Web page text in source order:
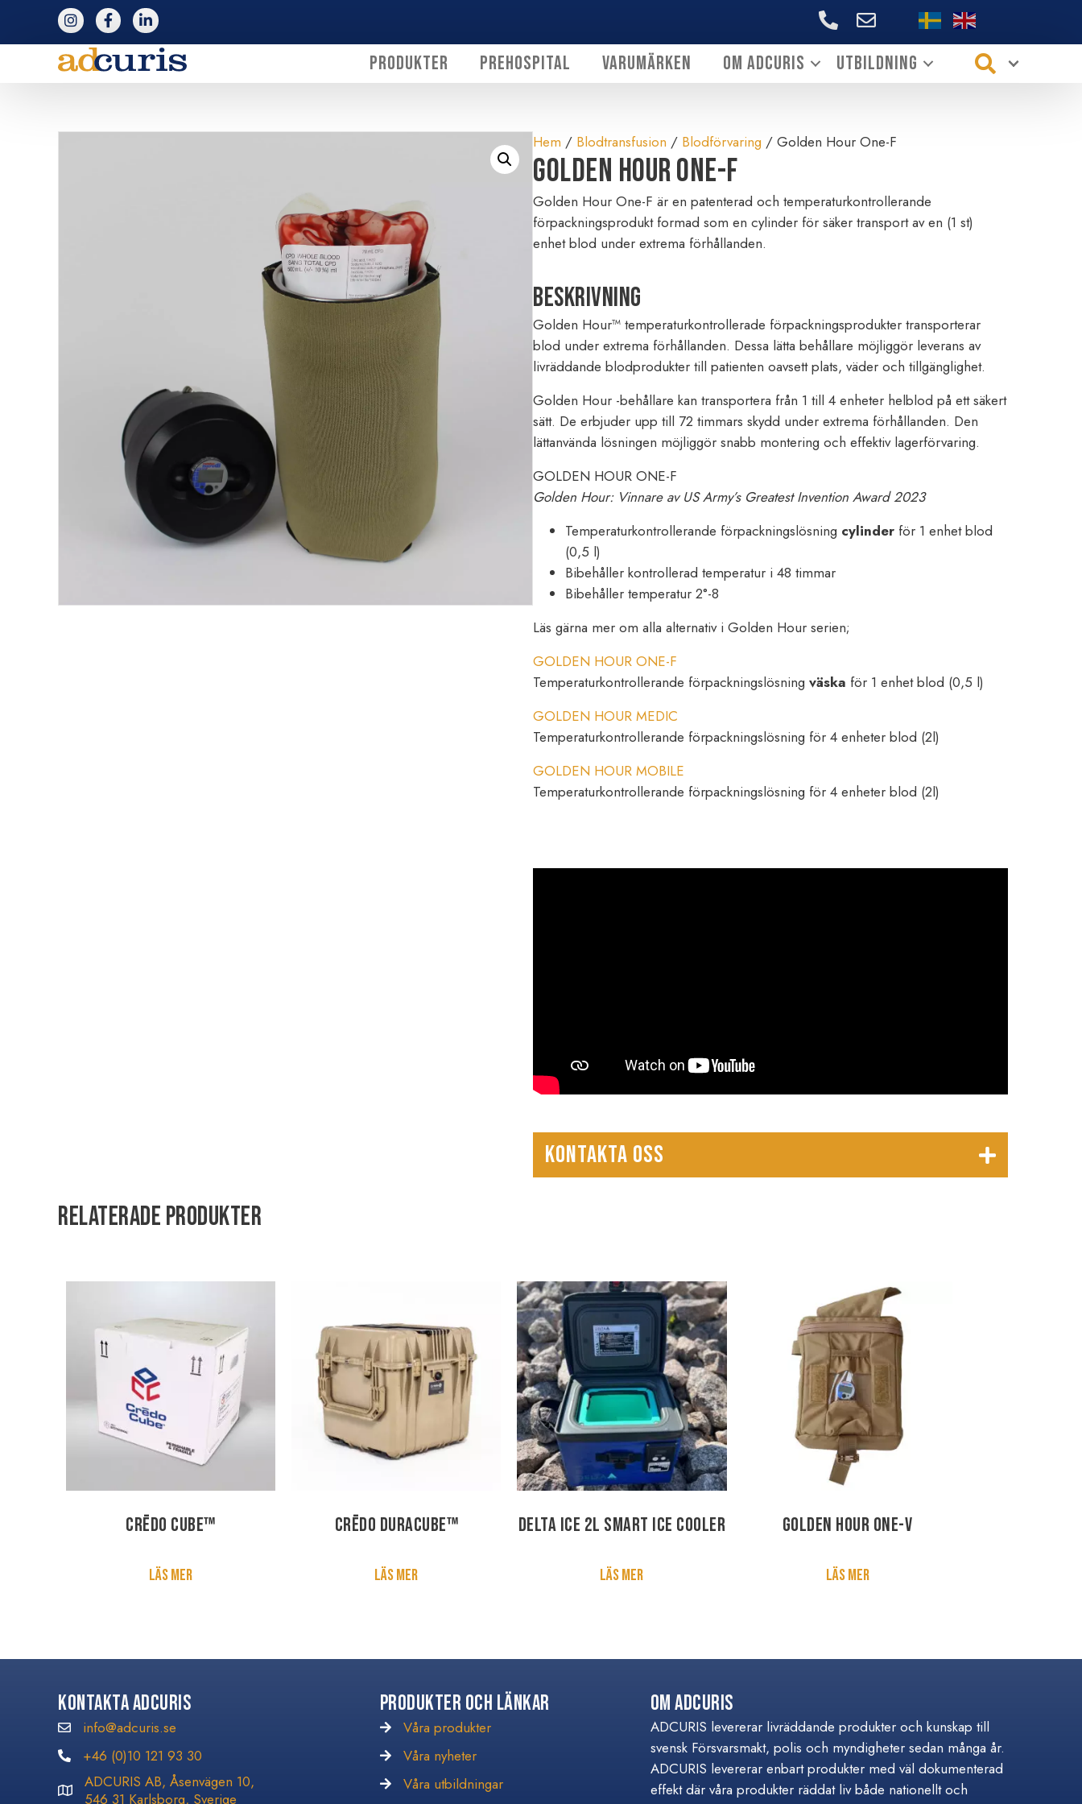
följ adcuris på instagram
följ adcuris på facebook
följ adcuris på linkedin +46706144339
Produkter Prehospital Varumärken Om ADCURIS Utbildning
Hem / Blodtransfusion / Blodförvaring / Golden Hour One-F
Golden Hour One-F
Golden Hour One-F är en patenterad och temperaturkontrollerande
förpackningsprodukt formad som en cylinder för säker transport av en (1 st)
enhet blod under extrema förhållanden.
Beskrivning
Golden Hour™ temperaturkontrollerade förpackningsprodukter transporterar
blod under extrema förhållanden. Dessa lätta behållare möjliggör leverans av
livräddande blodprodukter till patienten oavsett plats, väder och tillgänglighet.
Golden Hour -behållare kan transportera från 1 till 4 enheter helblod på ett säkert
sätt. De erbjuder upp till 72 timmars skydd under extrema förhållanden. Den
lättanvända lösningen möjliggör snabb montering och effektiv lagerförvaring.
GOLDEN HOUR ONE-F
Golden Hour: Vinnare av US Army’s Greatest Invention Award 2023
Temperaturkontrollerande förpackningslösning cylinder för 1 enhet blod
(0,5 l)
Bibehåller kontrollerad temperatur i 48 timmar
Bibehåller temperatur 2°-8
Läs gärna mer om alla alternativ i Golden Hour serien;
GOLDEN HOUR ONE-F
Temperaturkontrollerande förpackningslösning väska för 1 enhet blod (0,5 l)
GOLDEN HOUR MEDIC
Temperaturkontrollerande förpackningslösning för 4 enheter blod (2l)
GOLDEN HOUR MOBILE
Temperaturkontrollerande förpackningslösning för 4 enheter blod (2l)
KONTAKTA OSS
Relaterade produkter
Crēdo Cube™
Läs mer
Crēdo DURACUBE™
Läs mer
DELTA ICE 2L Smart Ice Cooler
Läs mer
Golden Hour One-V
Läs mer
Kontakta Adcuris
info@adcuris.se
info@adcuris.se
+46 (0)10 121 93 30
+46 (0)10 121 93 30
ADCURIS AB, Åsenvägen 10,
546 31 Karlsborg, Sverige
Produkter och Länkar
Våra produkter
Våra nyheter
Våra nyheter
Våra utbildningar
Våra utbildningar
Om Adcuris
ADCURIS levererar livräddande produkter och kunskap till
svensk Försvarsmakt, polis och myndigheter sedan många år.
ADCURIS levererar enbart produkter med väl dokumenterad
effekt där våra produkter räddat liv både nationellt och